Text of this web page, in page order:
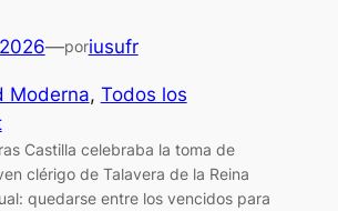
—poriusufr
Moderna, Todos los
Castilla celebraba la toma de
clérigo de Talavera de la Reina
quedarse entre los vencidos para